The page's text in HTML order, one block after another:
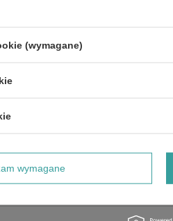
produktu:
(wymagane)
wymagane